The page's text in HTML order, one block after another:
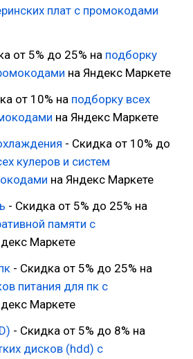
плат с промокодами
от 5% до 25% на подборку
на Яндекс Маркете
от 10% на подборку всех
на Яндекс Маркете
- Скидка от 10% до
кулеров и систем
на Яндекс Маркете
- Скидка от 5% до 25% на
памяти с
Маркете
- Скидка от 5% до 25% на
питания для пк с
Маркете
- Скидка от 5% до 8% на
дисков (hdd) с